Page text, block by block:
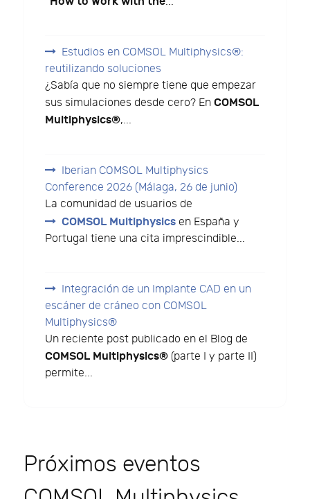
Estudios en COMSOL Multiphysics®:
reutilizando soluciones
¿Sabía que no siempre tiene que empezar
sus simulaciones desde cero? En COMSOL
Multiphysics®,...
Iberian COMSOL Multiphysics
Conference 2026 (Málaga, 26 de junio)
La comunidad de usuarios de
COMSOL Multiphysics en España y
Portugal tiene una cita imprescindible...
Integración de un Implante CAD en un
escáner de cráneo con COMSOL
Multiphysics®
Un reciente post publicado en el Blog de
COMSOL Multiphysics® (parte I y parte II)
permite...
Próximos eventos